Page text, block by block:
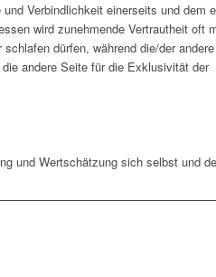
Verbindlichkeit einerseits und dem
wird zunehmende Vertrautheit oft
dürfen, während die/der
andere Seite für die Exklusivität der
und Wertschätzung sich selbst und